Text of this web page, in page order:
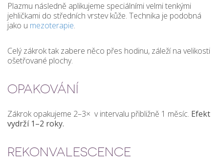
Plazmu následně aplikujeme speciálními velmi tenkými
jehličkami do středních vrstev kůže. Technika je podobná
jako u mezoterapie.
Celý zákrok tak zabere něco přes hodinu, záleží na velikosti
ošetřované plochy.
OPAKOVÁNÍ
Zákrok opakujeme 2–3× v intervalu přibližně 1 měsíc. Efekt
vydrží 1–2 roky.
REKONVALESCENCE